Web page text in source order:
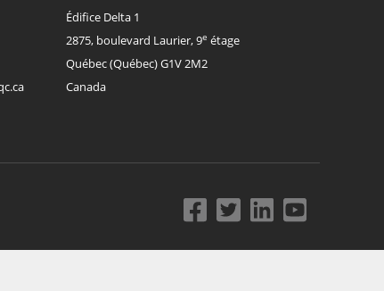
Édifice Delta 1
2875, boulevard Laurier, 9e étage
Québec(Québec)G1V 2M2
Canada